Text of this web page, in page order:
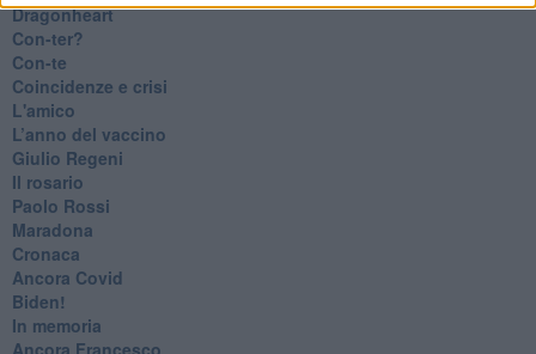
Dragonheart
Con-ter?
​Con-te
Coincidenze e crisi
L'amico
​L’anno del vaccino
Giulio Regeni
​Il rosario
Paolo Rossi
Maradona
Cronaca
​Ancora Covid
​Biden!
In memoria
​Ancora Francesco